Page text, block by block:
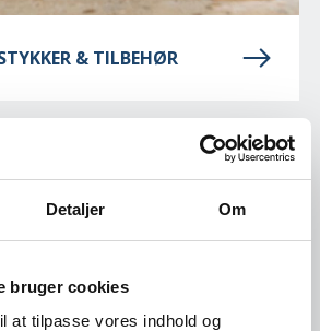
Detaljer Om
bruger cookies
at tilpasse vores indhold og
& TILBEHØR